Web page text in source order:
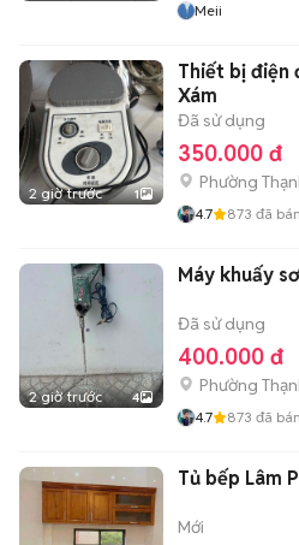
Meii
2 giờ trước 1
Thiết bị điện
Xám
Đã sử dụng
350.000 đ
Phường
4.7 873 đã bán
2 giờ trước 4
Máy khuấy
Đã sử dụng
400.000 đ
Phường
4.7 873 đã bán
Tủ bếp Lâm
Mới